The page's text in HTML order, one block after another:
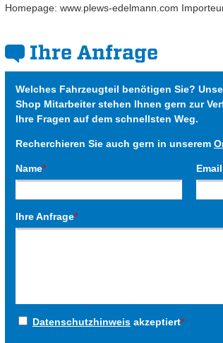
Homepage: www.plews-edelmann.com
Ihre Anfrage
Welches Fahrzeugteil benötigen Sie?
Shop Mitarbeiter stehen Ihnen gern zur
Ihre Fragen auf dem schnellsten Weg.
Recherchieren Sie auch gern in unserem
Name* Email
Ihre Anfrage*
Datenschutzhinweis akzeptiert*